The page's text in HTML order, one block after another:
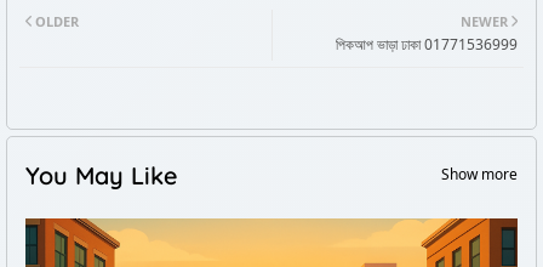
NEWER
পিকআপ ভাড়া ঢাকা 01771536999
OLDER
You May Like Show more